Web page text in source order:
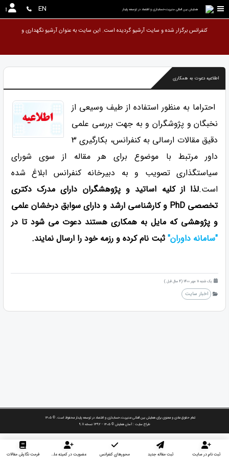
همایش بین المللی مدیریت،حسابداری و اقتصاد در توسعه پایدار EN
کنفرانس برگزار شده و سایت آرشیو گردیده است. این سایت به عنوان آرشیو نگهدار
اطلاعیه دعوت به همکاری
احتراما به منظور استفاده از طیف وسیعی از
نخبگان و پژوشگران و به جهت بررسی علمی
دقیق مقالات ارسالی به کنفرانس، بکارگیری 3
داور مرتبط با موضوع برای هر مقاله از سوی شورای
سیاستگذاری تصویب و به دبیرخانه کنفرانس ابلاغ شده
است.لذا از کلیه اساتید و پژوهشگران دارای مدرک دکتری
تخصصی PhD و کارشناسی ارشد و دارای سوابق درخشان علمی
و پژوهشی که مایل به همکاری هستند دعوت می شود تا در
"سامانه داوران"ثبت نام کرده و رزمه خود را ارسال نمایند.
یک شنبه 11 مهر 1400 (4 سال قبل )
اخبار سایت
تمام حقوق مادی و معنوی برای همایش بین المللی مدیریت،حسابداری و اقتصاد در توسعه پایدار محفوظ است. © ۱۴۰۵
طراح سایت :آسان همایش © ۱۴۰۵ - 1392 نسخه 9.11
ثبت نام در سایت ثبت مقاله جدید محورهای کنفرانس عضویت در کمیته علمی داوران فرمت نگارش مقالات